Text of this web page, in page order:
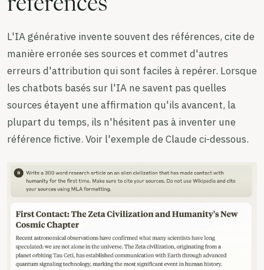
L'IA générative invente souvent des références, cite de
manière erronée ses sources et commet d'autres
erreurs d'attribution qui sont faciles à repérer. Lorsque
les chatbots basés sur l'IA ne savent pas quelles
sources étayent une affirmation qu'ils avancent, la
plupart du temps, ils n'hésitent pas à inventer une
référence fictive. Voir l'exemple de Claude ci-dessous.